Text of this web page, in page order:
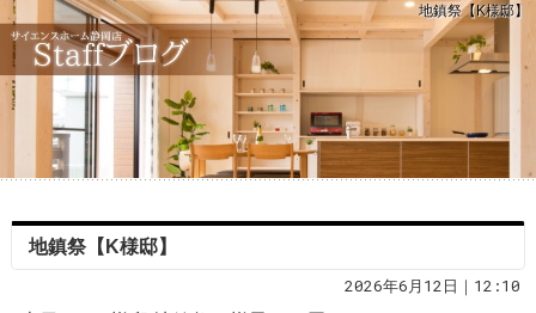
地鎮祭【K様邸】
地鎮祭【K様邸】
2026年6月12日｜12:10